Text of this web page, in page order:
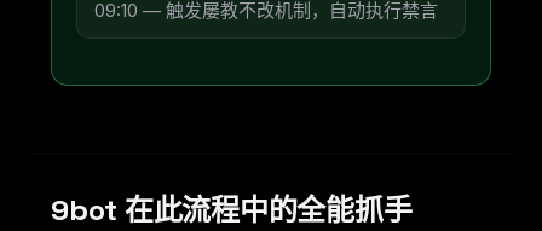
09:10 — 触发屡教不改机制，自动执行禁言
9bot 在此流程中的全能抓手